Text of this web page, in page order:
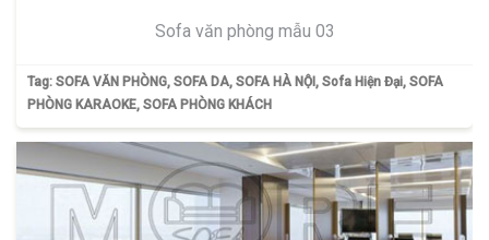
Sofa văn phòng mẫu 03
Tag: SOFA VĂN PHÒNG, SOFA DA, SOFA HÀ NỘI , Sofa Hiện Đại, SOFA
PHÒNG KARAOKE, SOFA PHÒNG KHÁCH